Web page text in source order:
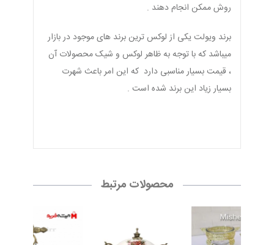
روش ممکن انجام دهند .
برند ویولت یکی از لوکس ترین برند های موجود در بازار
میباشد که با توجه به ظاهر لوکس و شیک محصولات آن
، قیمت بسیار مناسبی دارد که این امر باعث شهرت
بسیار زیاد این برند شده است .
محصولات مرتبط